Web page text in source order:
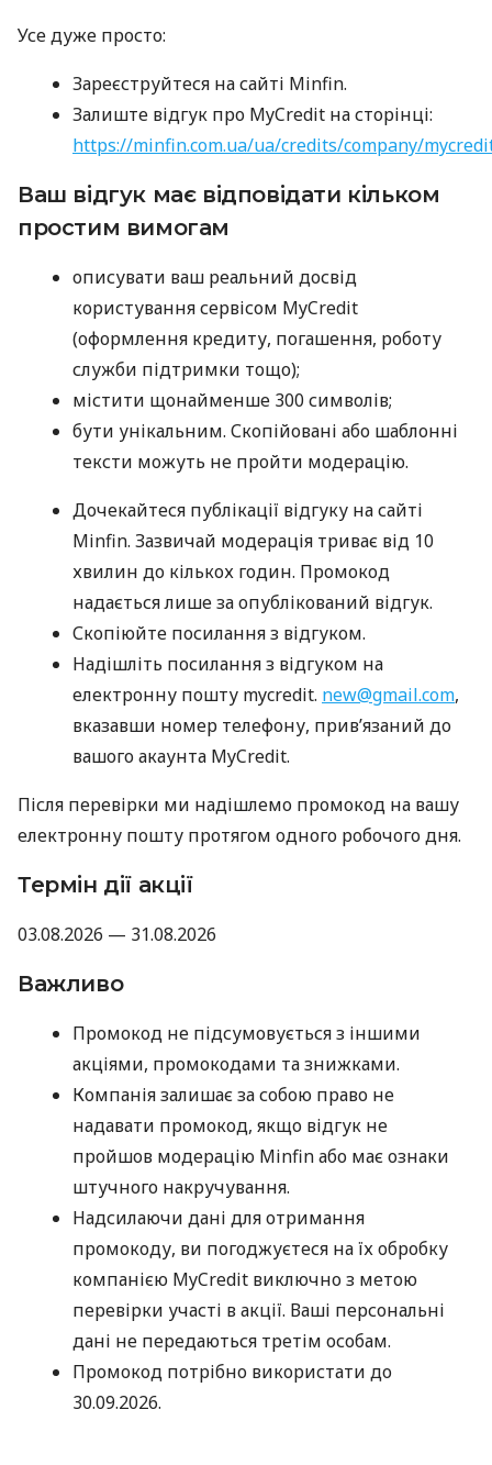
Усе дуже просто:
Зареєструйтеся на сайті Minfin.
Залиште відгук про MyCredit на сторінці:
https://minfin.com.ua/ua/credits/company/
Ваш відгук має відповідати кільком
простим вимогам
описувати ваш реальний досвід
користування сервісом MyCredit
(оформлення кредиту, погашення, роботу
служби підтримки тощо);
містити щонайменше 300 символів;
бути унікальним. Скопійовані або шаблонні
тексти можуть не пройти модерацію.
Дочекайтеся публікації відгуку на сайті
Minfin. Зазвичай модерація триває від 10
хвилин до кількох годин. Промокод
надається лише за опублікований відгук.
Скопіюйте посилання з відгуком.
Надішліть посилання з відгуком на
електронну пошту mycredit. new@gmail.com,
вказавши номер телефону, прив’язаний до
вашого акаунта MyCredit.
Після перевірки ми надішлемо промокод на вашу
електронну пошту протягом одного робочого дня.
Термін дії акції
03.08.2026 — 31.08.2026
Важливо
Промокод не підсумовується з іншими
акціями, промокодами та знижками.
Компанія залишає за собою право не
надавати промокод, якщо відгук не
пройшов модерацію Minfin або має ознаки
штучного накручування.
Надсилаючи дані для отримання
промокоду, ви погоджуєтеся на їх обробку
компанією MyCredit виключно з метою
перевірки участі в акції. Ваші персональні
дані не передаються третім особам.
Промокод потрібно використати до
30.09.2026.